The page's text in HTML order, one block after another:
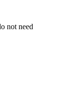
not need